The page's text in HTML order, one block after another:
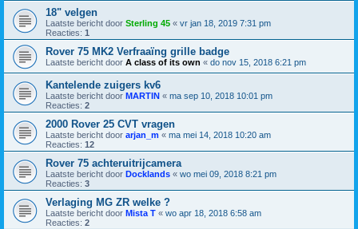
18" velgen
Laatste bericht door Sterling 45 « vr jan 18, 2019 7:31 pm
Reacties: 1
Rover 75 MK2 Verfraaïng grille badge
Laatste bericht door A class of its own « do nov 15, 2018 6:21 pm
Kantelende zuigers kv6
Laatste bericht door MARTIN « ma sep 10, 2018 10:01 pm
Reacties: 2
2000 Rover 25 CVT vragen
Laatste bericht door arjan_m « ma mei 14, 2018 10:20 am
Reacties: 12
Rover 75 achteruitrijcamera
Laatste bericht door Docklands « wo mei 09, 2018 8:21 pm
Reacties: 3
Verlaging MG ZR welke ?
Laatste bericht door Mista T « wo apr 18, 2018 6:58 am
Reacties: 2